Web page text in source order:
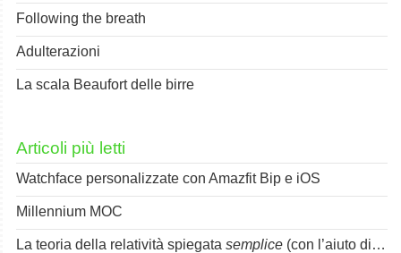
Following the breath
Adulterazioni
La scala Beaufort delle birre
Articoli più letti
Watchface personalizzate con Amazfit Bip e iOS
Millennium MOC
La teoria della relatività spiegata semplice (con l’aiuto di Spok)